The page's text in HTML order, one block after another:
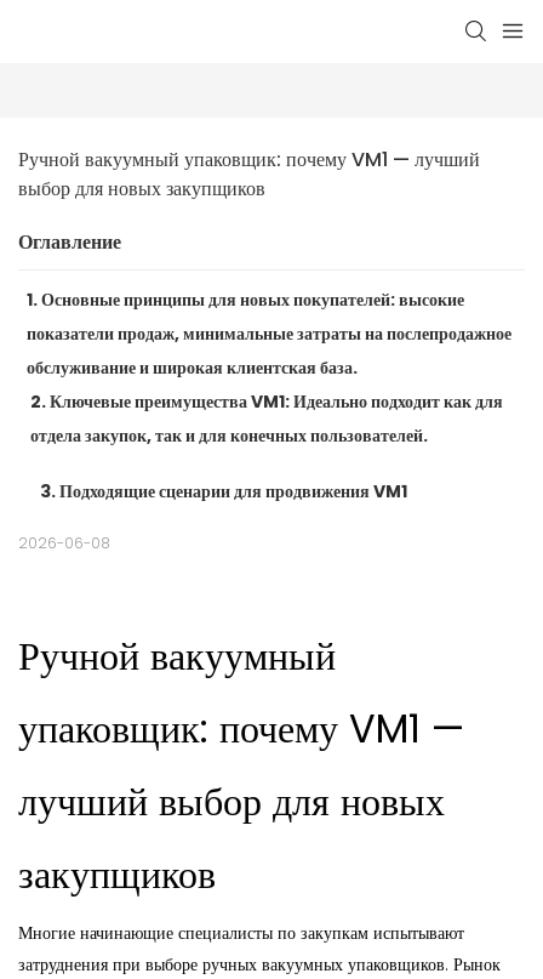
Ручной вакуумный упаковщик: почему VM1 — лучший
выбор для новых закупщиков
Оглавление
1. Основные принципы для новых покупателей: высокие
показатели продаж, минимальные затраты на послепродажное
обслуживание и широкая клиентская база.
2. Ключевые преимущества VM1: Идеально подходит как для
отдела закупок, так и для конечных пользователей.
3. Подходящие сценарии для продвижения VM1
2026-06-08
Ручной вакуумный
упаковщик: почему VM1 —
лучший выбор для новых
закупщиков
Многие начинающие специалисты по закупкам испытывают
затруднения при выборе ручных вакуумных упаковщиков. Рынок